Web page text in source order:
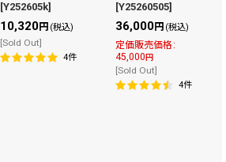
[Y252605k]
10,320円 (税込)
[Sold Out]
4件
[Y25260505]
36,000円 (税込)
定価販売価格:
45,000 円
[Sold Out]
4件